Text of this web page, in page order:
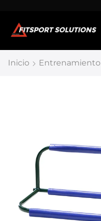
Inicio Entrenamiento